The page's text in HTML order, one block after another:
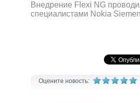
Внедрение Flexi NG
специалистами Nokia
Оцените новость: